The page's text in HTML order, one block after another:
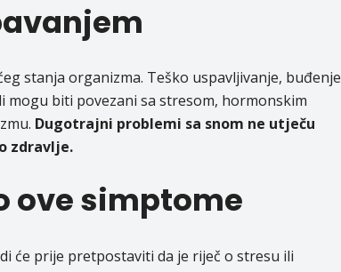
stanja organizma. Teško uspavljivanje, buđenje
mogu biti povezani sa stresom, hormonskim
Dugotrajni problemi sa snom ne utječu
zdravlje.
ove simptome
će prije pretpostaviti da je riječ o stresu ili